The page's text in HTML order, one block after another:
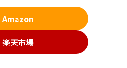
Amazon
楽天市場